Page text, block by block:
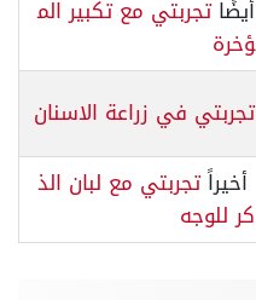
أيضًاتجربتي مع تكبير الم
ؤخرة
تجربتي في زراعة الاسنان
أخيراًتجربتي مع لبان الذ
كر للوجه